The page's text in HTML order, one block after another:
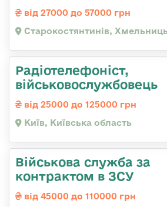
від 27000 до 57000 грн
Старокостянтинів,
Радіотелефоніст,
військовослужбовець
від 25000 до 125000 грн
Київ, Київська область
Військова служба за
контрактом в ЗСУ
від 45000 до 110000 грн